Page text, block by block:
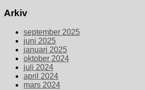
Arkiv
september 2025
juni 2025
januari 2025
oktober 2024
juli 2024
april 2024
mars 2024